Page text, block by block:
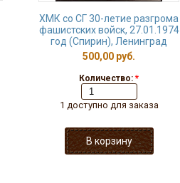
ХМК со СГ 30-летие разгрома
фашистских войск, 27.01.1974
год (Спирин), Ленинград
500,00 руб.
Количество: *
1 доступно для заказа